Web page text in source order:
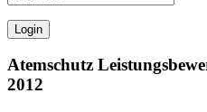
Atemschutz
2012